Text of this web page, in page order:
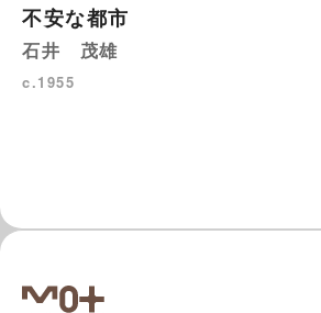
不安な都市
石井 茂雄
c.1955